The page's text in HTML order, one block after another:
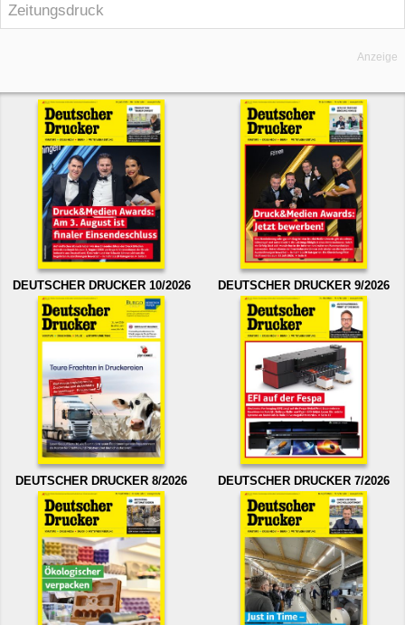
Zeitungsdruck
Anzeige
DEUTSCHER DRUCKER 10/2026 DEUTSCHER DRUCKER 9/2026
DEUTSCHER DRUCKER 8/2026 DEUTSCHER DRUCKER 7/2026